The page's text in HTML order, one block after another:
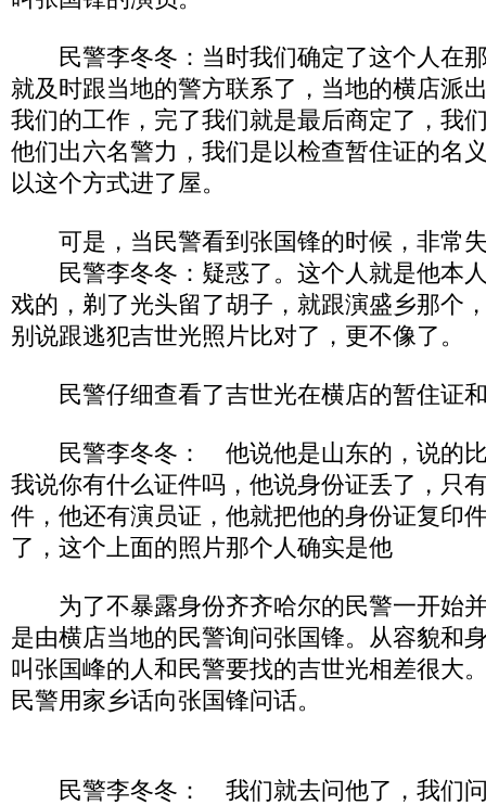
民警李冬冬：当时我们确定了这个人在
就及时跟当地的警方联系了，当地的横店派
我们的工作，完了我们就是最后商定了，我
他们出六名警力，我们是以检查暂住证的名
以这个方式进了屋。
可是，当民警看到张国锋的时候，非常
民警李冬冬：疑惑了。这个人就是他本
戏的，剃了光头留了胡子，就跟演盛乡那个
别说跟逃犯吉世光照片比对了，更不像了。
民警仔细查看了吉世光在横店的暂住证
民警李冬冬： 他说他是山东的，说的比
我说你有什么证件吗，他说身份证丢了，只
件，他还有演员证，他就把他的身份证复印
了，这个上面的照片那个人确实是他
为了不暴露身份齐齐哈尔的民警一开始
是由横店当地的民警询问张国锋。从容貌和
叫张国峰的人和民警要找的吉世光相差很大
民警用家乡话向张国锋问话。
民警李冬冬： 我们就去问他了，我们问